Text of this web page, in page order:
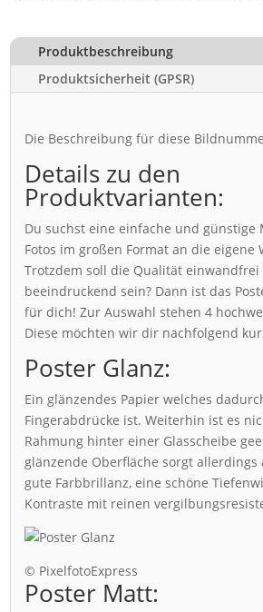
Produktbeschreibung
Produktsicherheit (GPSR)
Die Beschreibung für diese
Details zu den
Produktvarianten:
Du suchst eine einfache und günstige
Fotos im großen Format an die eigene
Trotzdem soll die Qualität einwandfrei
beeindruckend sein? Dann ist das
für dich! Zur Auswahl stehen 4
Diese möchten wir dir nachfolgend
Poster Glanz:
Ein glänzendes Papier welches
Fingerabdrücke ist. Weiterhin ist es
Rahmung hinter einer Glasscheibe
glänzende Oberfläche sorgt
gute Farbbrillanz, eine schöne
Kontraste mit reinen
© PixelfotoExpress
Poster Matt: